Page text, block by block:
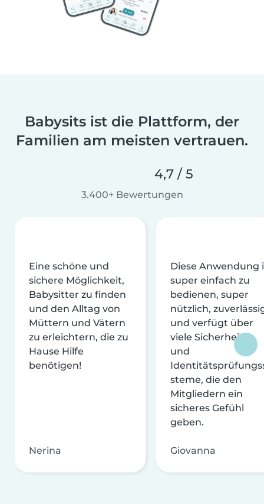
Babysits ist die Plattform, der
Familien am meisten vertrauen.
4,7 / 5
3.400+ Bewertungen
Eine schöne und
sichere Möglichkeit,
Babysitter zu finden
und den Alltag von
Müttern und Vätern
zu erleichtern, die zu
Hause Hilfe
benötigen!
Nerina
Diese Anwendung
super einfach zu
bedienen, super
nützlich,
und verfügt über
viele Sicherheits-
und
steme, die den
Mitgliedern ein
sicheres Gefühl
geben.
Giovanna